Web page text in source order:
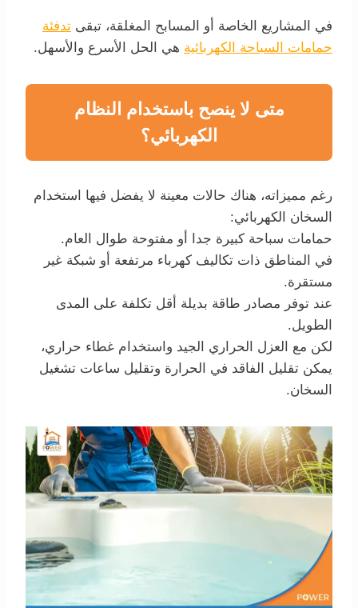
في المشاريع الخاصة أو المسابح المغلقة، تبقى تدفئة
حمامات السباحة الكهربائية هي الحل الأسرع والأسهل.
متى لا ينصح باستخدام النظام
الكهربائي؟
رغم مميزاته، هناك حالات معينة لا يفضل فيها استخدام
السخان الكهربائي:
حمامات سباحة كبيرة جدا أو مفتوحة طوال العام.
في المناطق ذات تكاليف كهرباء مرتفعة أو شبكة غير
مستقرة.
عند توفر مصادر طاقة بديلة أقل تكلفة على المدى
الطويل.
لكن مع العزل الحراري الجيد واستخدام غطاء حراري،
يمكن تقليل الفاقد في الحرارة وتقليل ساعات تشغيل
السخان.